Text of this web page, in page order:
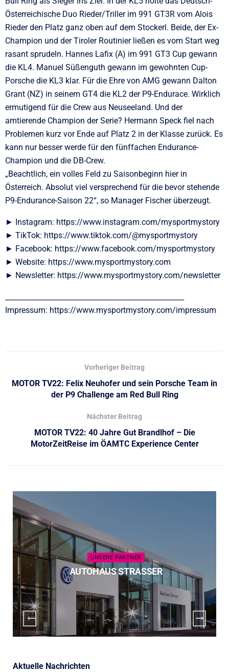
Österreichische Duo Rieder/Triller im 991 GT3R vom Alois
Rieder den Platz ganz oben auf dem Stockerl. Beide, der Ex-
Champion und der Tiroler Routinier ließen es vom Start weg
rasant sprudeln. Hannes Lafix (A) im 991 GT3 Cup gewann
die KL4. Manuel Süßenguth gewann im gewohnten Cup-
Porsche die KL3 klar. Für die Ehre von AMG gewann Dalton
Grant (NZ) in seinem GT4 die KL2 der P9-Endurace. Wirklich
ermutigend für die Crew aus Neuseeland. Und der
amtierende Champion der Serie? Hermann Speck fiel nach
Problemen kurz vor Ende auf Platz 2 in der Klasse zurück. Es
kann nur besser werde für den fünffachen Endurance-
Champion und die DB-Crew.
„Beachtlich, ein volles Feld zu Saisonbeginn hier in
Österreich. Absolut viel versprechend für die bevor stehende
P9-Endurance-Saison 22“, so Manager Fischer überzeugt.
► Instagram: https://www.instagram.com/mysportmystory
► TikTok: https://www.tiktok.com/@mysportmystory
► Facebook: https://www.facebook.com/mysportmystory
► Website: https://www.mysportmystory.com
► Newsletter: https://www.mysportmystory.com/newsletter
Impressum: https://www.mysportmystory.com/impressum
Vorheriger Beitrag
MOTOR TV22: Felix Neuhofer und sein Porsche Team in
der P9 Challenge am Red Bull Ring
Nächster Beitrag
MOTOR TV22: 40 Jahre Gut Brandlhof – Die
MotorZeitReise im ÖAMTC Experience Center
UNSERE PARTNER
AUTOHAUS STRASSER
Aktuelle Nachrichten